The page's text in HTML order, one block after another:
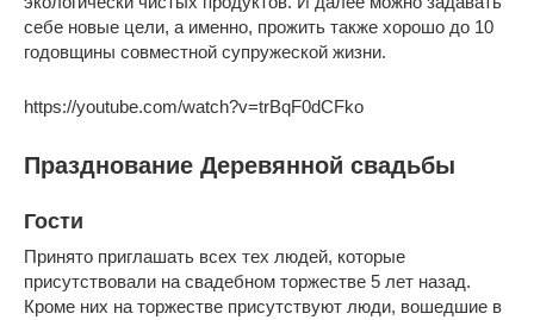
себе новые цели, а именно, прожить также хорошо до 10
годовщины совместной супружеской жизни.
https://youtube.com/watch?v=trBqF0dCFko
Празднование Деревянной свадьбы
Гости
Принято приглашать всех тех людей, которые
присутствовали на свадебном торжестве 5 лет назад.
Кроме них на торжестве присутствуют люди, вошедшие в